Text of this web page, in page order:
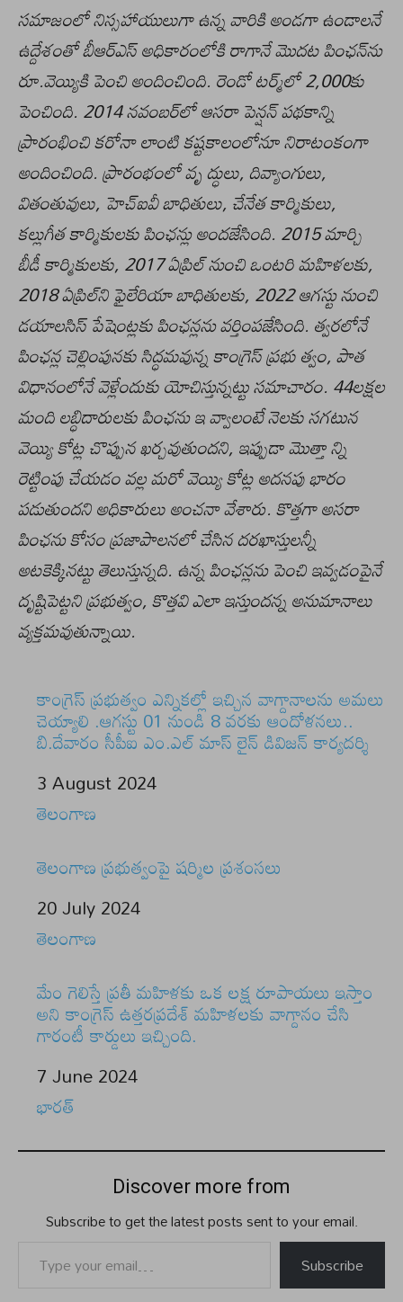
సమాజంలో నిస్సహాయులుగా ఉన్న వారికి అండగా ఉండాలనే
ఉద్దేశంతో బీఆర్‌ఎస్‌ అధికారంలోకి రాగానే మొదట పింఛన్‌ను
రూ.వెయ్యికి పెంచి అందించింది. రెండో టర్మ్‌లో 2,000కు
పెంచింది. 2014 నవంబర్‌లో ఆసరా పెన్షన్‌ పథకాన్ని
ప్రారంభించి కరోనా లాంటి కష్టకాలంలోనూ నిరాటంకంగా
అందించింది. ప్రారంభంలో వృ ద్ధులు, దివ్యాంగులు,
వితంతువులు, హెచ్‌ఐవీ బాధితులు, చేనేత కార్మికులు,
కల్లుగీత కార్మికులకు పింఛన్లు అందజేసింది. 2015 మార్చి
బీడీ కార్మికులకు, 2017 ఏప్రిల్‌ నుంచి ఒంటరి మహిళలకు,
2018 ఏప్రిల్‌ని ఫైలేరియా బాధితులకు, 2022 ఆగస్టు నుంచి
డయాలసిస్‌ పేషెంట్లకు పింఛన్లను వర్తింపజేసింది. త్వరలోనే
పింఛన్ల చెల్లింపునకు సిద్ధమవున్న కాంగ్రెస్‌ ప్రభు త్వం, పాత
విధానంలోనే వెళ్లేందుకు యోచిస్తున్నట్టు సమాచారం. 44లక్షల
మంది లబ్ధిదారులకు పింఛను ఇ వ్వాలంటే నెలకు సగటున
వెయ్యి కోట్ల చొప్పున ఖర్చవుతుందని, ఇప్పుడా మొత్తా న్ని
రెట్టింపు చేయడం వల్ల మరో వెయ్యి కోట్ల అదనపు భారం
పడుతుందని అధికారులు అంచనా వేశారు. కొత్తగా అసరా
పింఛను కోసం ప్రజాపాలనలో చేసిన దరఖాస్తులన్నీ
అటకెక్కినట్టు తెలుస్తున్నది. ఉన్న పింఛన్లను పెంచి ఇవ్వడంపైనే
దృష్టిపెట్టని ప్రభుత్వం, కొత్తవి ఎలా ఇస్తుందన్న అనుమానాలు
వ్యక్తమవుతున్నాయి.
కాంగ్రెస్ ప్రభుత్వం ఎన్నికల్లో ఇచ్చిన వాగ్దానాలను అమలు
చెయ్యాలి .ఆగస్టు 01 నుండి 8 వరకు ఆందోళనలు..
బి.దేవారం సీపీఐ ఎం.ఎల్ మాస్ లైన్ డివిజన్ కార్యదర్శి
Date
3 August 2024
In relation to
తెలంగాణ
తెలంగాణ ప్రభుత్వంపై షర్మిల ప్రశంసలు
Date
20 July 2024
In relation to
తెలంగాణ
మేం గెలిస్తే ప్రతీ మహిళకు ఒక లక్ష రూపాయలు ఇస్తాం
అని కాంగ్రెస్ ఉత్తరప్రదేశ్ మహిళలకు వాగ్దానం చేసి
గారంటీ కార్డులు ఇచ్చింది.
Date
7 June 2024
In relation to
భారత్
Discover more from
Subscribe to get the latest posts sent to your email.
Subscribe